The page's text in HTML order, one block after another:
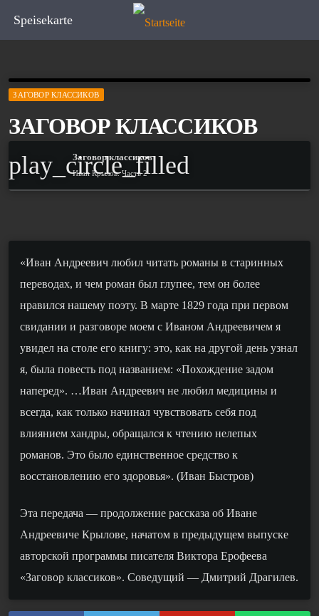
Speisekarte
ЗАГОВОР КЛАССИКОВ
ЗАГОВОР КЛАССИКОВ
play_circle_filled
Заговор классиков
Иван Крылов. Часть 2
«Иван Андреевич любил читать романы в старинных
переводах, и чем роман был глупее, тем он более
нравился нашему поэту. В марте 1829 года при первом
свидании и разговоре моем с Иваном Андреевичем я
увидел на столе его книгу: это, как на другой день узнал
я, была повесть под названием: «Похождение задом
наперед». …Иван Андреевич не любил медицины и
всегда, как только начинал чувствовать себя под
влиянием хандры, обращался к чтению нелепых
романов. Это было единственное средство к
восстановлению его здоровья». (Иван Быстров)
Эта передача — продолжение рассказа об Иване
Андреевиче Крылове, начатом в предыдущем выпуске
авторской программы писателя Виктора Ерофеева
«Заговор классиков». Соведущий — Дмитрий Драгилев.